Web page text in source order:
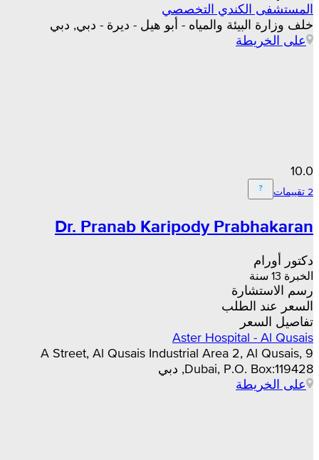
المستشفى الكندي التخصصي
خلف وزارة البيئة والمياه - أبو هيل - ديرة - دبي, دبي
على الخريطة
10.0
Dr. Pranab Karipody Prabhakaran
دكتور أورام
الخبرة 13 سنة
رسم الاستشارة
السعر عند الطلب
تفاصيل السعر
Aster Hospital - Al Qusais
9 A Street, Al Qusais Industrial Area 2, Al Qusais,
Dubai, P.O. Box:119428, دبي
على الخريطة